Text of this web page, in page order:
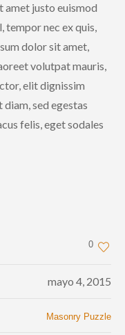
amet justo euismod
tempor nec ex quis,
dolor sit amet,
volutpat mauris,
elit dignissim
sed egestas
felis, eget sodales
0
mayo 4, 2015
Masonry Puzzle